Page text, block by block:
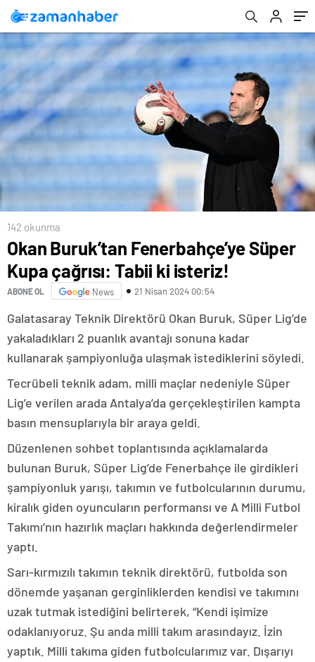
142 okunma
Okan Buruk’tan Fenerbahçe’ye Süper
Kupa çağrısı: Tabii ki isteriz!
ABONE OL News 21 Nisan 2024 00:54
Galatasaray Teknik Direktörü Okan Buruk, Süper Lig’de
yakaladıkları 2 puanlık avantajı sonuna kadar
kullanarak şampiyonluğa ulaşmak istediklerini söyledi.
Tecrübeli teknik adam, milli maçlar nedeniyle Süper
Lig’e verilen arada Antalya’da gerçekleştirilen kampta
basın mensuplarıyla bir araya geldi.
Düzenlenen sohbet toplantısında açıklamalarda
bulunan Buruk, Süper Lig’de Fenerbahçe ile girdikleri
şampiyonluk yarışı, takımın ve futbolcularının durumu,
kiralık giden oyuncuların performansı ve A Milli Futbol
Takımı’nın hazırlık maçları hakkında değerlendirmeler
yaptı.
Sarı-kırmızılı takımın teknik direktörü, futbolda son
dönemde yaşanan gerginliklerden kendisi ve takımını
uzak tutmak istediğini belirterek, “Kendi işimize
odaklanıyoruz. Şu anda milli takım arasındayız. İzin
yaptık. Milli takıma giden futbolcularımız var. Dışarıyı